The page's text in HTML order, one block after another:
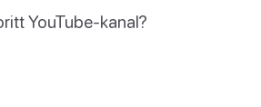
YouTube-kanal?